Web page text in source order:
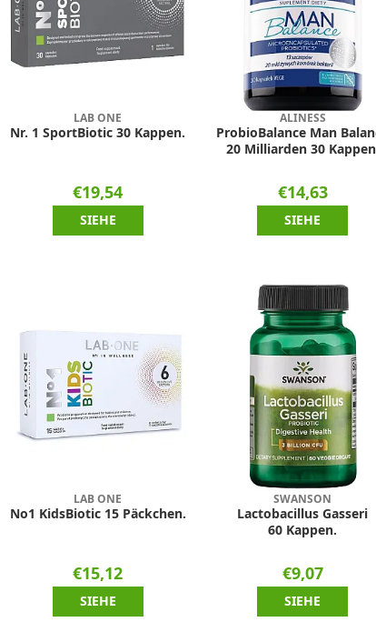
LAB ONE
Nr. 1 SportBiotic 30 Kappen.
€19,54
SIEHE
ALINESS
ProbioBalance Man
20 Milliarden 30 Kappen.
€14,63
SIEHE
LAB ONE
No1 KidsBiotic 15 Päckchen.
€15,12
SIEHE
SWANSON
Lactobacillus Gasseri
60 Kappen.
€9,07
SIEHE